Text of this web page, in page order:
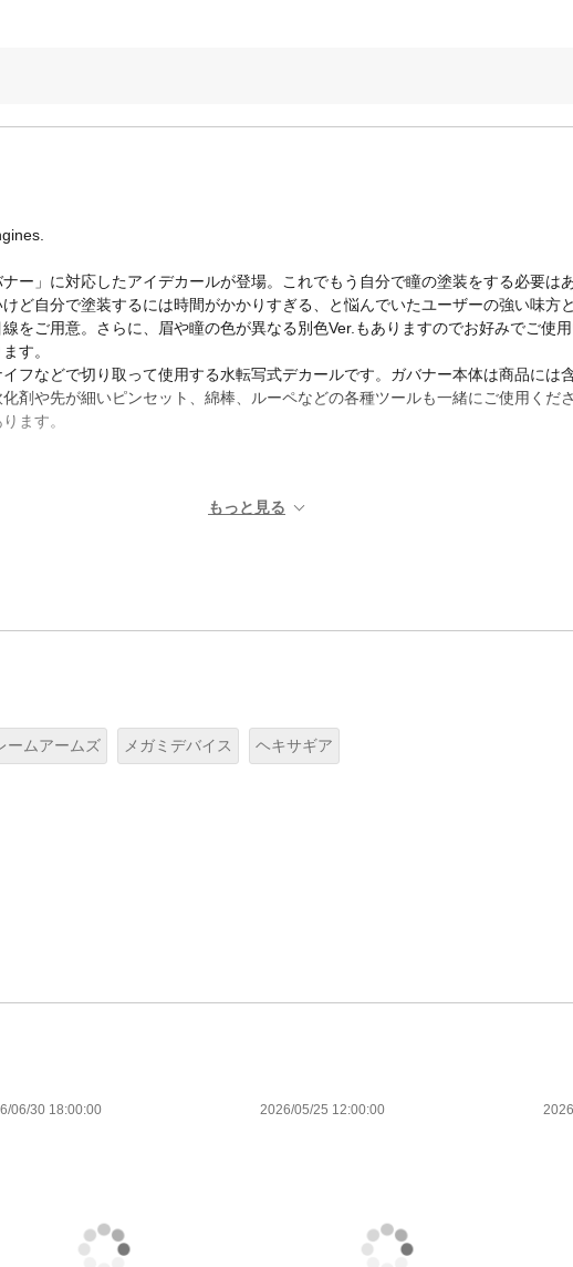
ー」に対応したアイデカールが登場。これでもう自分で瞳の塗装をする必要は
ど自分で塗装するには時間がかかりすぎる、と悩んでいたユーザーの強い味方
をご用意。さらに、眉や瞳の色が異なる別色Ver.もありますのでお好みでご使
す。
フなどで切り取って使用する水転写式デカールです。ガバナー本体は商品には含
剤や先が細いピンセット、綿棒、ルーペなどの各種ツールも一緒にご使用くださ
ます。
ームアームズ メガミデバイス ヘキサギア
06/30 18:00:00 2026/05/25 12:00:00